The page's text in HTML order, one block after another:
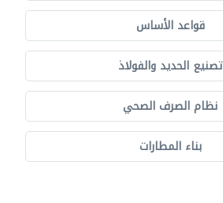
قواعد الأساس
تصنيع الحديد والفولاذ
نظام الصرف الصحي
بناء المطارات